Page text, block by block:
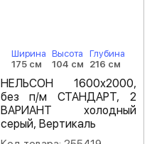
Ширина
175 см
Высота
104 см
Глубина
216 см
НЕЛЬСОН 1600х2000,
без п/м СТАНДАРТ, 2
ВАРИАНТ холодный
серый, Вертикаль